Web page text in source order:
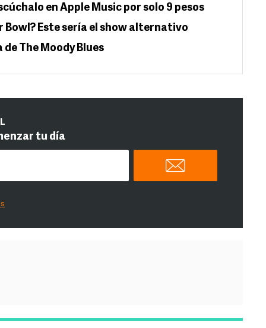
en Apple Music por solo 9 pesos
Bowl? Este sería el show alternativo
The Moody Blues
tu día